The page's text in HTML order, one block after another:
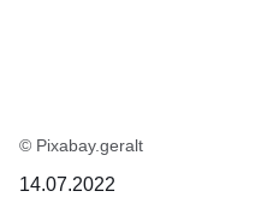
© Pixabay.geralt
14.07.2022